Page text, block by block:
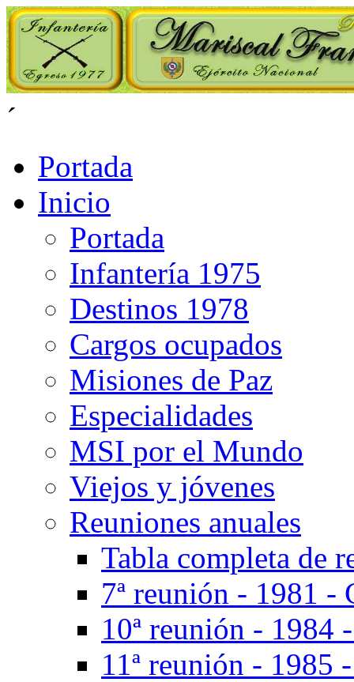
´
Portada
Inicio
Portada
Infantería 1975
Destinos 1978
Cargos ocupados
Misiones de Paz
Especialidades
MSI por el Mundo
Viejos y jóvenes
Reuniones anuales
Tabla completa de
7ª reunión - 1981 -
10ª reunión - 1984
11ª reunión - 1985